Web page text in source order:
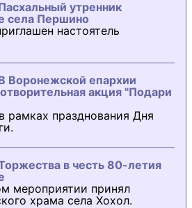
утренник
села Першино
настоятель
Воронежской епархии
акция "Подари
рамках празднования Дня
в честь 80-летия
мероприятии принял
храма села Хохол.